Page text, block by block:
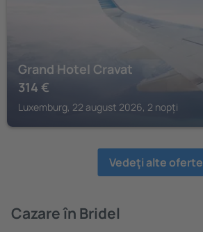
Grand Hotel Cravat
314 €
Luxemburg, 22 august 2026, 2 nopți
Vedeţi alte oferte
Cazare în Bridel